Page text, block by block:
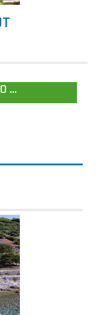
...